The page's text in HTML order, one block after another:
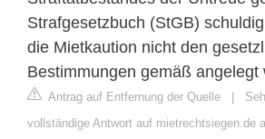
Strafgesetzbuch (StGB)
die Mietkaution nicht den
Bestimmungen gemäß angelegt
Antrag auf Entfernung der Quelle
vollständige Antwort auf mietrechtsiegen.de